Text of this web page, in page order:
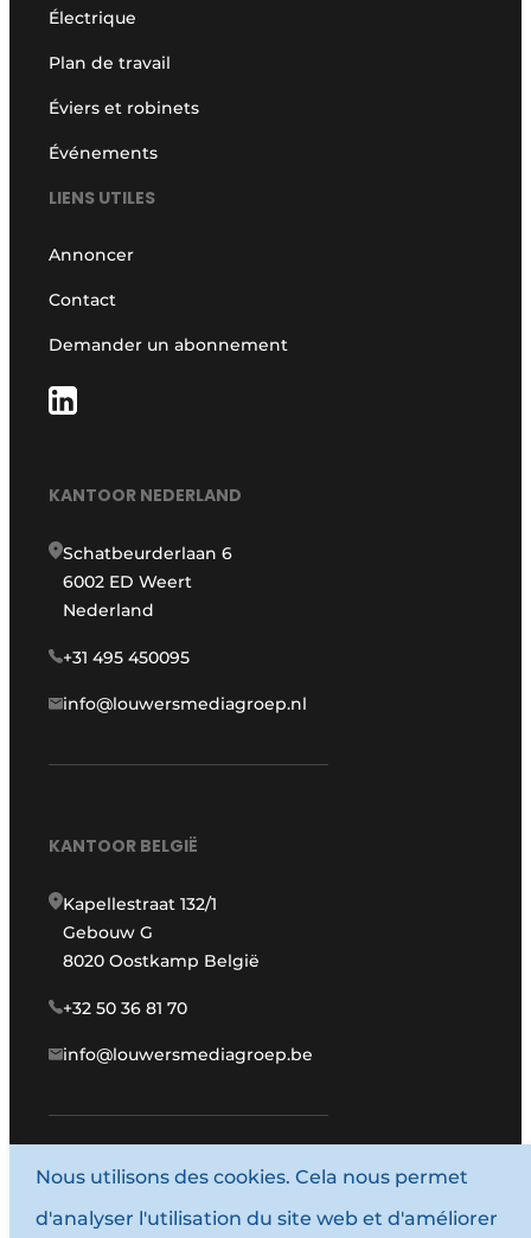
Électrique
Plan de travail
Éviers et robinets
Événements
LIENS UTILES
Annoncer
Contact
Demander un abonnement
KANTOOR NEDERLAND
Schatbeurderlaan 6
6002 ED Weert
Nederland
+31 495 450095
info@louwersmediagroep.nl
KANTOOR BELGIË
Kapellestraat 132/1
Gebouw G
8020 Oostkamp België
+32 50 36 81 70
info@louwersmediagroep.be
www.louwersmediagroep.com
© 1987 - 2026 Louwersmediagroep.
Nous utilisons des cookies. Cela nous permet
d'analyser l'utilisation du site web et d'améliorer